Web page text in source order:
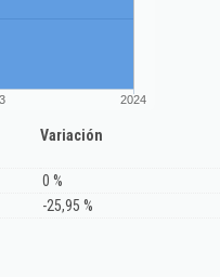
2024
Variación
0 %
-25,95 %